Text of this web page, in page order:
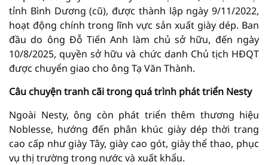
tỉnh Bình Dương (cũ), được thành lập ngày 9/11/2022,
hoạt động chính trong lĩnh vực sản xuất giày dép. Ban
đầu do ông Đỗ Tiến Anh làm chủ sở hữu, đến ngày
10/8/2025, quyền sở hữu và chức danh Chủ tịch HĐQT
được chuyển giao cho ông Tạ Văn Thành.
Câu chuyện tranh cãi trong quá trình phát triển Nesty
Ngoài Nesty, ông còn phát triển thêm thương hiệu
Noblesse, hướng đến phân khúc giày dép thời trang
cao cấp như giày Tây, giày cao gót, giày thể thao, phục
vụ thị trường trong nước và xuất khẩu.